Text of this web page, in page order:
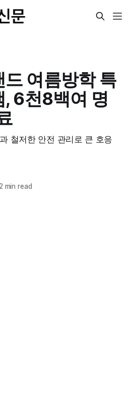
여름방학 특
, 6천8백여 명
철저한 안전 관리로 큰 호응
min read